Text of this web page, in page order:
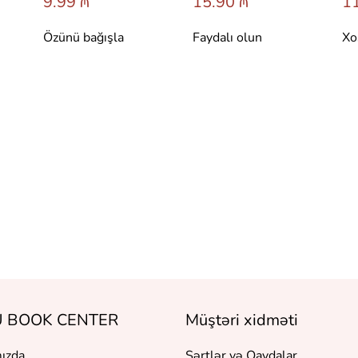
Özünü bağışla Faydalı olun
BOOK CENTER Müştəri xidməti